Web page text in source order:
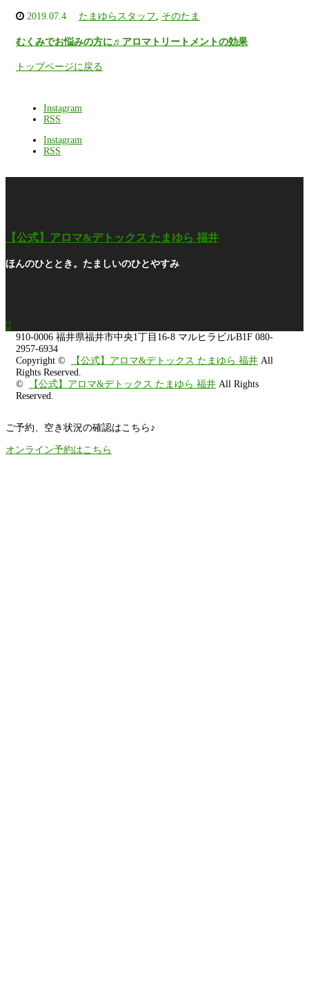
2019.07.4 たまゆらスタッフ, そのたま
むくみでお悩みの方に♬アロマトリートメントの効果
トップページに戻る
Instagram
RSS
Instagram
RSS
【公式】アロマ&デトックス たまゆら 福井
ほんのひととき。たましいのひとやすみ

910-0006 福井県福井市中央1丁目16-8 マルヒラビルB1F 080-
2957-6934
Copyright ©
【公式】アロマ&デトックス たまゆら 福井 All
Rights Reserved.
©
【公式】アロマ&デトックス たまゆら 福井 All Rights
Reserved.
ご予約、空き状況の確認はこちら♪
オンライン予約はこちら